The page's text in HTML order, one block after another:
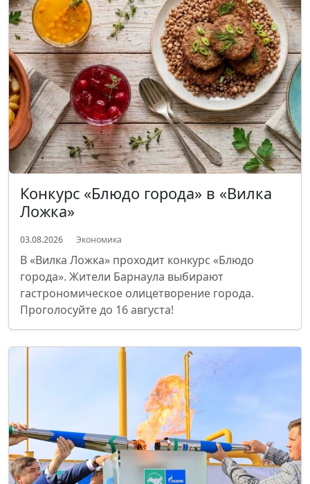
Конкурс «Блюдо города» в «Вилка
Ложка»
03.08.2026 Экономика
В «Вилка Ложка» проходит конкурс «Блюдо
города». Жители Барнаула выбирают
гастрономическое олицетворение города.
Проголосуйте до 16 августа!